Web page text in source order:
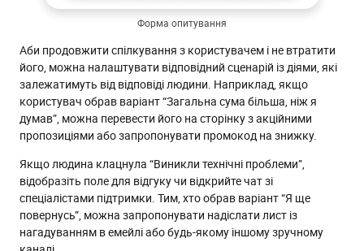
Форма опитування
Аби продовжити спілкування з користувачем і не втратити
його, можна налаштувати відповідний сценарій із діями, які
залежатимуть від відповіді людини. Наприклад, якщо
користувач обрав варіант “Загальна сума більша, ніж я
думав”, можна перевести його на сторінку з акційними
пропозиціями або запропонувати промокод на знижку.
Якщо людина клацнула “Виникли технічні проблеми”,
відобразіть поле для відгуку чи відкрийте чат зі
спеціалістами підтримки. Тим, хто обрав варіант “Я ще
повернусь”, можна запропонувати надіслати лист із
нагадуванням в емейлі або будь-якому іншому зручному